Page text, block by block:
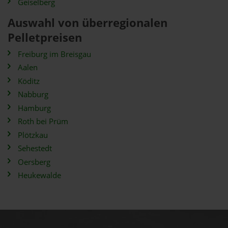
Auswahl von überregionalen
Pelletpreisen
Freiburg im Breisgau
Aalen
Köditz
Nabburg
Hamburg
Roth bei Prüm
Plötzkau
Sehestedt
Oersberg
Heukewalde